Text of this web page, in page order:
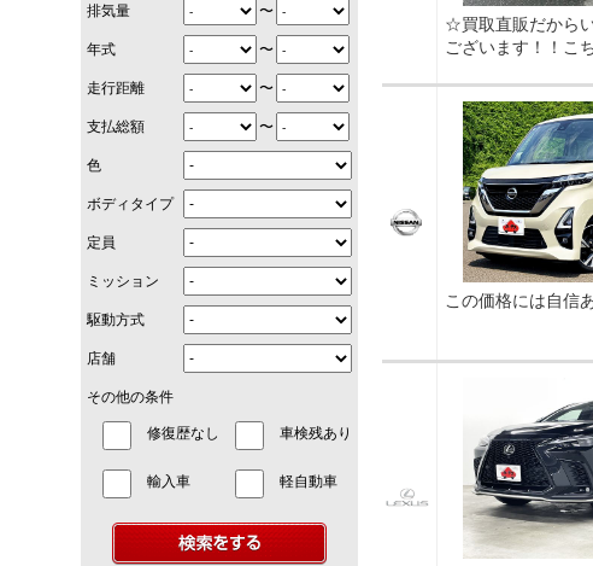
排気量 〜
年式 〜
走行距離 〜
支払総額 〜
色
ボディタイプ
定員
ミッション
駆動方式
店舗
その他の条件
修復歴なし 車検残あり
輸入車 軽自動車
☆買取直販だから
ございます！！こ
この価格には自信